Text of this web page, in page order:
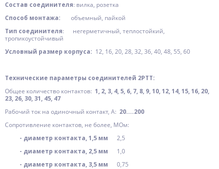
Состав соединителя: вилка, розетка
Способ монтажа: объемный, пайкой
Тип соединителя: негерметичный, теплостойкий,
тропикоустойчивый
Условный размер корпуса: 12, 16, 20, 28, 32, 36, 40, 48, 55, 60
Технические параметры соединителей 2РТТ:
Общее количество контактов: 1, 2, 3, 4, 5, 6, 7, 8, 9, 10, 12, 14, 15, 16, 20,
23, 26, 30, 31, 45, 47
Рабочий ток на одиночный контакт, А: 20....200
Сопротивление контактов, не более, МОм:
- диаметр контакта, 1,5 мм 2,5
- диаметр контакта, 2,5 мм 1,0
- диаметр контакта, 3,5 мм 0,75